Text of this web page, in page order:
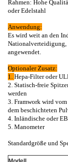
Rahmen: Hohe
oder Edelstahl
Anwendung:
Es wird weit an den
Nationalverteidigung,
angewendet.
Optionaler Zusatz:
1. Hepa-Filter oder
2. Statisch-freie
werden
3. Framwork wird
dem beschichteten
4. Inländische oder
5. Manometer
Standardgröße und